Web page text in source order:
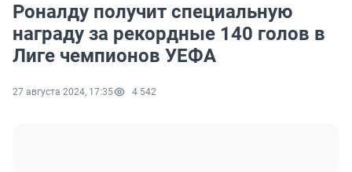
Роналду получит специальную
награду за рекордные 140 голов в
Лиге чемпионов УЕФА
27 августа 2024, 17:35 4 542